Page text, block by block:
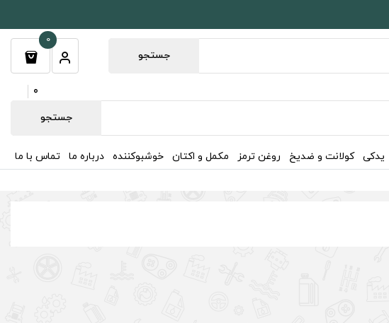
جستجو
0
0
جستجو
یدکی کولانت و ضدیخ روغن ترمز مکمل و اکتان خوشبوکننده درباره ما تماس با ما